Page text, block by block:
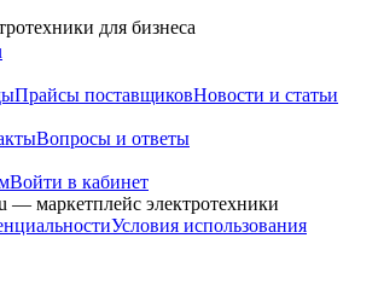
для бизнеса
Прайсы поставщиковНовости и статьи
Вопросы и ответы
Войти в кабинет
— маркетплейс электротехники
Условия использования